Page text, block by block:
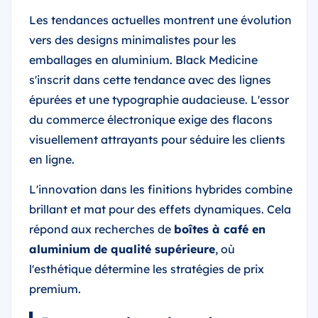
Les tendances actuelles montrent une évolution
vers des designs minimalistes pour les
emballages en aluminium. Black Medicine
s'inscrit dans cette tendance avec des lignes
épurées et une typographie audacieuse. L'essor
du commerce électronique exige des flacons
visuellement attrayants pour séduire les clients
en ligne.
L'innovation dans les finitions hybrides combine
brillant et mat pour des effets dynamiques. Cela
répond aux recherches de boîtes à café en
aluminium de qualité supérieure, où
l'esthétique détermine les stratégies de prix
premium.